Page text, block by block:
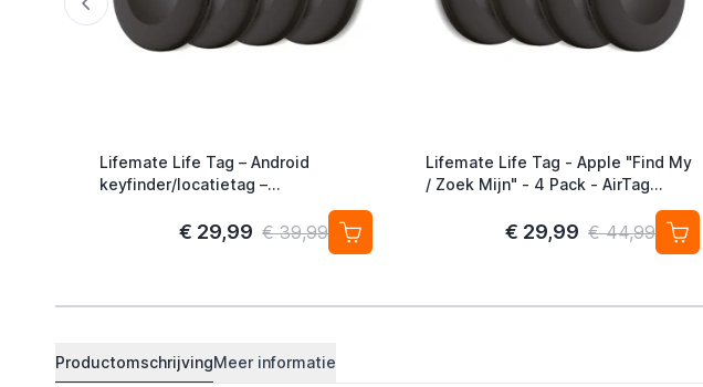
Lifemate Life Tag – Android
keyfinder/locatietag –
Android/Google Find My Device –
€ 29,99 € 39,99
Lifemate Life Tag - Apple "Find My
/ Zoek Mijn" - 4 Pack - AirTag
€ 29,99 € 44,99
ProductomschrijvingMeer informatie